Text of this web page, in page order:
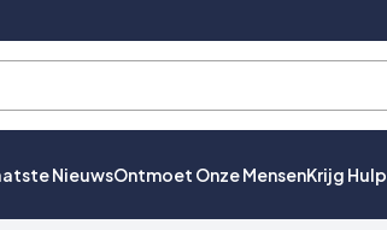
NieuwsOntmoet Onze MensenKrijg Hulp